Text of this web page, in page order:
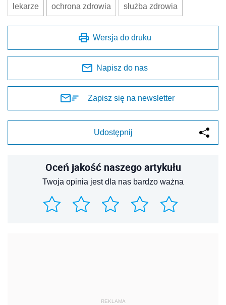
lekarze ochrona zdrowia służba zdrowia
Wersja do druku
Napisz do nas
Zapisz się na newsletter
Udostępnij
Oceń jakość naszego artykułu
Twoja opinia jest dla nas bardzo ważna
REKLAMA